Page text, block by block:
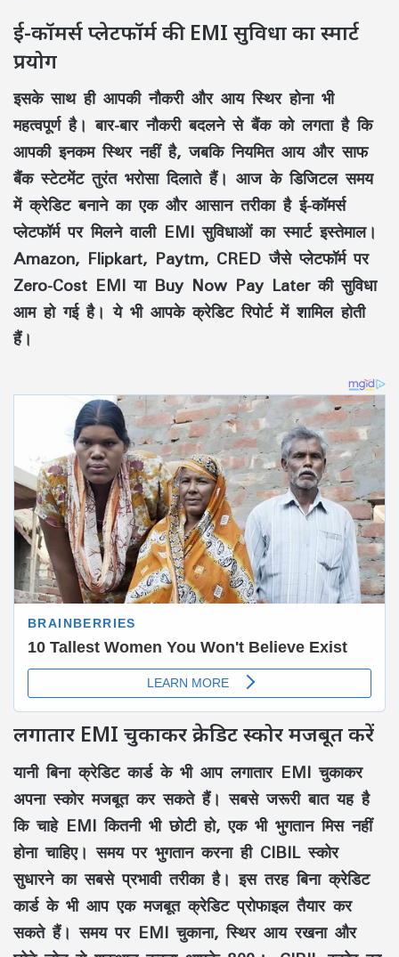
ई-कॉमर्स प्लेटफॉर्म की EMI सुविधा का स्मार्ट
प्रयोग
इसके साथ ही आपकी नौकरी और आय स्थिर होना भी
महत्वपूर्ण है। बार-बार नौकरी बदलने से बैंक को लगता है कि
आपकी इनकम स्थिर नहीं है, जबकि नियमित आय और साफ
बैंक स्टेटमेंट तुरंत भरोसा दिलाते हैं। आज के डिजिटल समय
में क्रेडिट बनाने का एक और आसान तरीका है ई-कॉमर्स
प्लेटफॉर्म पर मिलने वाली EMI सुविधाओं का स्मार्ट इस्तेमाल।
Amazon, Flipkart, Paytm, CRED जैसे प्लेटफॉर्म पर
Zero-Cost EMI या Buy Now Pay Later की सुविधा
आम हो गई है। ये भी आपके क्रेडिट रिपोर्ट में शामिल होती
हैं।
लगातार EMI चुकाकर क्रेडिट स्कोर मजबूत करें
यानी बिना क्रेडिट कार्ड के भी आप लगातार EMI चुकाकर
अपना स्कोर मजबूत कर सकते हैं। सबसे जरूरी बात यह है
कि चाहे EMI कितनी भी छोटी हो, एक भी भुगतान मिस नहीं
होना चाहिए। समय पर भुगतान करना ही CIBIL स्कोर
सुधारने का सबसे प्रभावी तरीका है। इस तरह बिना क्रेडिट
कार्ड के भी आप एक मजबूत क्रेडिट प्रोफाइल तैयार कर
सकते हैं। समय पर EMI चुकाना, स्थिर आय रखना और